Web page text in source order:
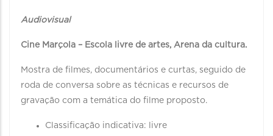
Audiovisual
Cine Marçola – Escola livre de artes, Arena da cultura.
Mostra de filmes, documentários e curtas, seguido de
roda de conversa sobre as técnicas e recursos de
gravação com a temática do filme proposto.
Classificação indicativa: livre